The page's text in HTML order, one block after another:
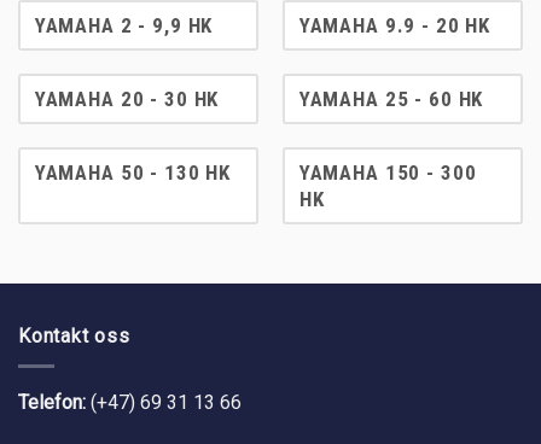
YAMAHA 2 - 9,9 HK YAMAHA 9.9 - 20 HK
YAMAHA 20 - 30 HK YAMAHA 25 - 60 HK
YAMAHA 50 - 130 HK
YAMAHA 150 - 300
HK
Kontakt oss
Telefon: (+47) 69 31 13 66